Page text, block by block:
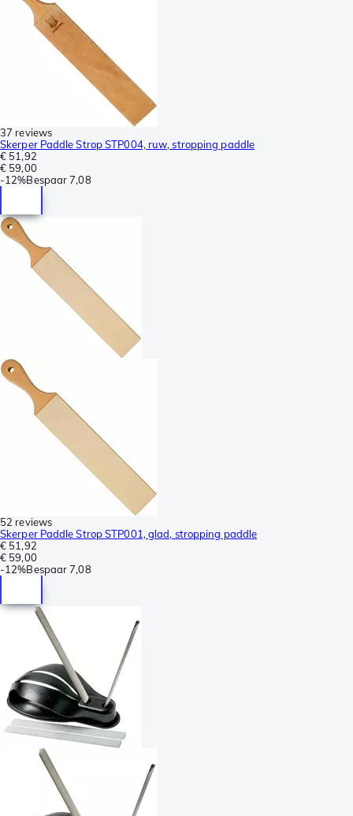
37 reviews
Skerper Paddle Strop STP004, ruw, stropping paddle
€ 51,92
€ 59,00
-12%Bespaar 7,08
52 reviews
Skerper Paddle Strop STP001, glad, stropping paddle
€ 51,92
€ 59,00
-12%Bespaar 7,08